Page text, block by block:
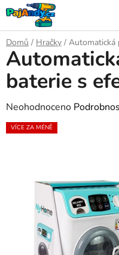
Přejít
na
obsah
Domů / Hračky / Automatická
baterie s
Průměrné
hodnocení
hvězdiček.
Neohodnoceno
VÍCE ZA MÉNĚ